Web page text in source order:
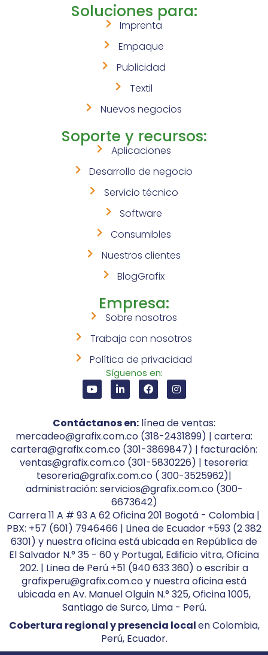
Soluciones para:
Imprenta
Empaque
Publicidad
Textil
Nuevos negocios
Soporte y recursos:
Aplicaciones
Desarrollo de negocio
Servicio técnico
Software
Consumibles
Nuestros clientes
BlogGrafix
Empresa:
Sobre nosotros
Trabaja con nosotros
Política de privacidad
Síguenos en:
Contáctanos en: línea de ventas:
mercadeo@grafix.com.co (318-2431899) | cartera:
cartera@grafix.com.co (301-3869847) | facturación:
ventas@grafix.com.co (301-5830226) | tesoreria:
tesoreria@grafix.com.co ( 300-3525962)|
administración: servicios@grafix.com.co (300-
6673642)
Carrera 11 A # 93 A 62 Oficina 201 Bogotá - Colombia |
PBX: +57 (601) 7946466 | Linea de Ecuador +593 (2 382
6301) y nuestra oficina está ubicada en República de
El Salvador N.° 35 - 60 y Portugal, Edificio vitra, Oficina
202. | Linea de Perú +51 (940 633 360) o escribir a
grafixperu@grafix.com.co y nuestra oficina está
ubicada en Av. Manuel Olguin N.° 325, Oficina 1005,
Santiago de Surco, Lima - Perú.
Cobertura regional y presencia localen Colombia,
Perú, Ecuador.